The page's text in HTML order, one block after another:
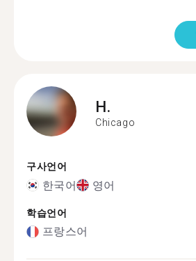
H.
Chicago
구사언어
한국어 영어
학습언어
프랑스어